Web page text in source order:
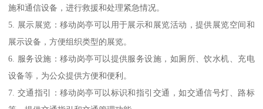
施和通信设备，进行救援和处理紧急情况。
5. 展示展览：移动岗亭可以用于展示和展览活动，提供展览空间和
展示设备，方便组织类型的展览。
6. 服务设施：移动岗亭可以提供服务设施，如厕所、饮水机、充电
设备等，为公众提供方便和便利。
7. 交通指引：移动岗亭可以标识和指引交通，如交通信号灯、路标